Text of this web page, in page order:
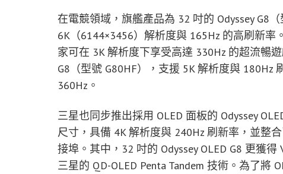
在電競領域，旗艦產品為 32 吋的 Odyssey G8
6K（6144×3456）解析度與 165Hz 的高刷新
家可在 3K 解析度下享受高達 330Hz 的超流暢
G8（型號 G80HF），支援 5K 解析度與 180Hz
360Hz。
三星也同步推出採用 OLED 面板的 Odyssey
尺寸，具備 4K 解析度與 240Hz 刷新率，並整
接埠。其中，32 吋的 Odyssey OLED G8 更獲得
三星的 QD-OLED Penta Tandem 技術。為了將